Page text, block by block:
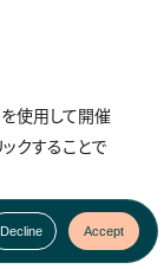
使用して開催
クすることで
Decline Accept